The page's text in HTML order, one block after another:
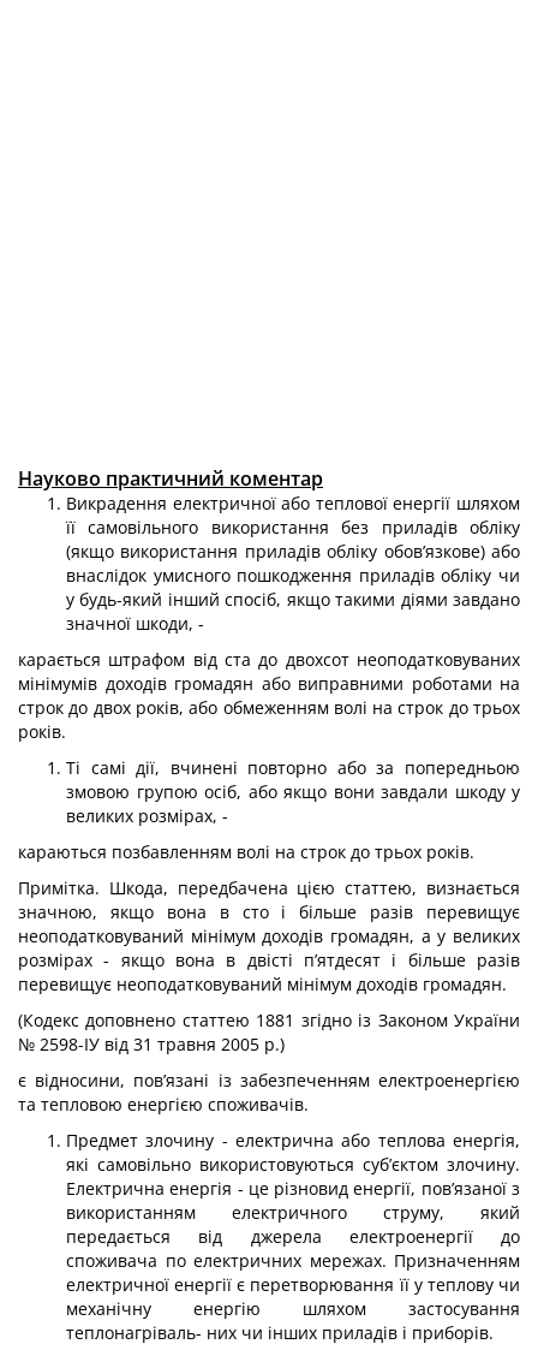
Науково практичний коментар
Викрадення електричної або теплової енергії шляхом
її самовільного ви­користання без приладів обліку
(якщо використання приладів обліку обов’язкове) або
внаслідок умисного пошкодження приладів обліку чи
у будь-який інший спосіб, якщо такими діями завдано
значної шкоди, -
карається штрафом від ста до двохсот неоподатковуваних
мінімумів доходів громадян або виправними роботами на
строк до двох років, або обмеженням волі на строк до трьох
років.
Ті самі дії, вчинені повторно або за попередньою
змовою групою осіб, або якщо вони завдали шкоду у
великих розмірах, -
караються позбавленням волі на строк до трьох років.
Примітка. Шкода, передбачена цією статтею, визнається
значною, якщо вона в сто і більше разів перевищує
неоподатковуваний мінімум доходів громадян, а у великих
розмірах - якщо вона в двісті п’ятдесят і більше разів
перевищує неоподатковуваний мінімум доходів громадян.
(Кодекс доповнено статтею 1881 згідно із Законом України
№ 2598-ІУ від 31 травня 2005 р.)
є відносини, пов’язані із забезпеченням електроенергією
та тепловою енергією споживачів.
Предмет злочину - електрична або теплова енергія,
які самовільно використо­вуються суб’єктом злочину.
Електрична енергія - це різновид енергії, пов’язаної з
використанням електричного струму, який
передається від джерела електроенергії до
споживача по електричних мережах. Призначенням
електричної енергії є пере­творювання її у теплову чи
механічну енергію шляхом застосування
теплонагріваль- них чи інших приладів і приборів.